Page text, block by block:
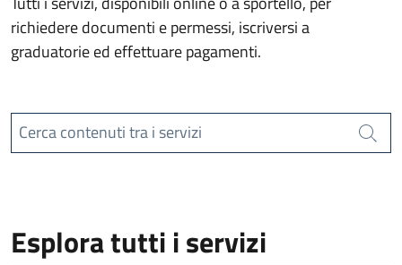
richiedere documenti e permessi, iscriversi a
graduatorie ed effettuare pagamenti.
Cerca contenuti tra i servizi
Cerca
Esplora tutti i servizi